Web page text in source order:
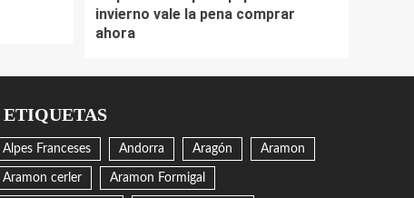
invierno vale la pena comprar
ahora
ETIQUETAS
Alpes Franceses Andorra Aragón Aramon
Aramon cerler Aramon Formigal